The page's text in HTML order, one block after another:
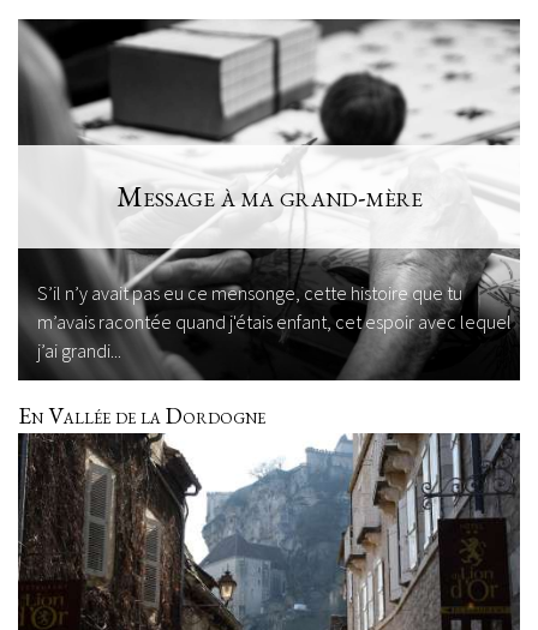
contenu
principal
Message à ma grand-mère
S’il n’y avait pas eu ce mensonge, cette histoire que tu
m’avais racontée quand j'étais enfant, cet espoir avec lequel
j’ai grandi...
En Vallée de la Dordogne